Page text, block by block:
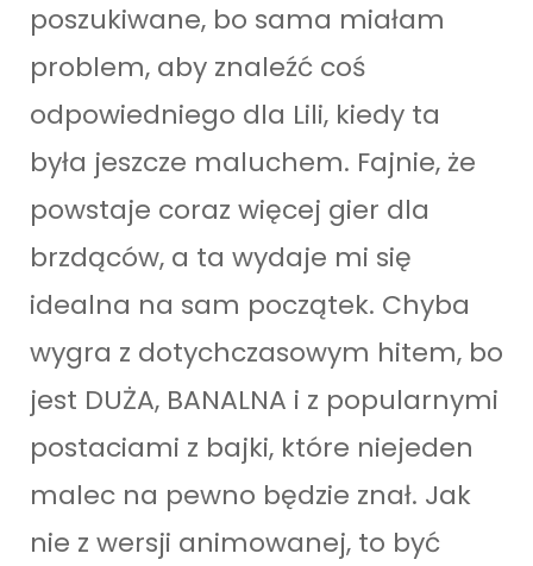
poszukiwane, bo sama miałam
problem, aby znaleźć coś
odpowiedniego dla Lili, kiedy ta
była jeszcze maluchem. Fajnie, że
powstaje coraz więcej gier dla
brzdąców, a ta wydaje mi się
idealna na sam początek. Chyba
wygra z dotychczasowym hitem, bo
jest DUŻA, BANALNA i z popularnymi
postaciami z bajki, które niejeden
malec na pewno będzie znał. Jak
nie z wersji animowanej, to być